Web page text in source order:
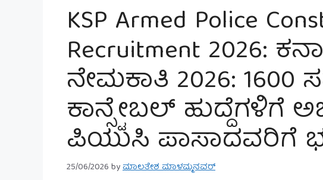
KSP Armed Police
Recruitment 2026:
ನೇಮಕಾತಿ 2026: 1600
ಕಾನ್ಸ್ಟೇಬಲ್ ಹುದ್ದೆಗಳಿಗೆ
ಪಿಯುಸಿ ಪಾಸಾದವರಿಗೆ
25/06/2026byಮಾಲತೇಶ ಮಾಳಮ್ಮನವರ್